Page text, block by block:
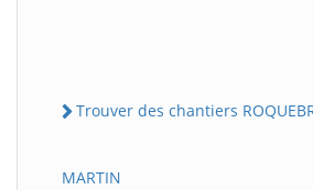
Trouver des chantiers
MARTIN